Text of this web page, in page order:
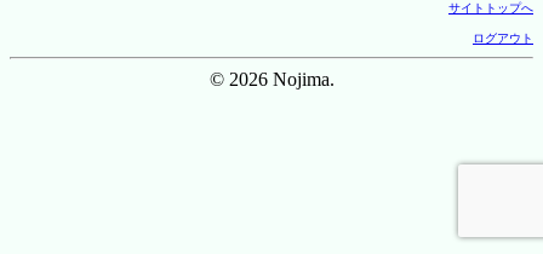
サイトトップへ
ログアウト
© 2026 Nojima.